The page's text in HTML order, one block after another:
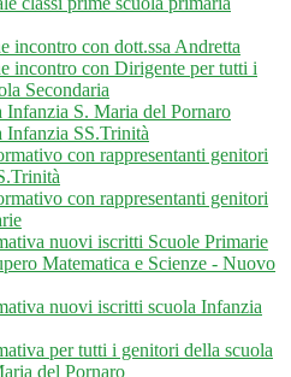
incontro con dott.ssa Andretta
incontro con Dirigente per tutti i
Secondaria
Infanzia S. Maria del Pornaro
Infanzia SS.Trinità
con rappresentanti genitori
con rappresentanti genitori
nuovi iscritti Scuole Primarie
Matematica e Scienze - Nuovo
nuovi iscritti scuola Infanzia
per tutti i genitori della scuola
del Pornaro